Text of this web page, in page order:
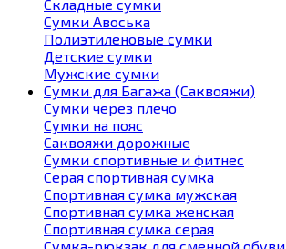
Складные сумки
Сумки Авоська
Полиэтиленовые сумки
Детские сумки
Мужские сумки
Сумки для Багажа (Саквояжи)
Сумки через плечо
Сумки на пояс
Саквояжи дорожные
Сумки спортивные и фитнес
Серая спортивная сумка
Спортивная сумка мужская
Спортивная сумка женская
Спортивная сумка серая